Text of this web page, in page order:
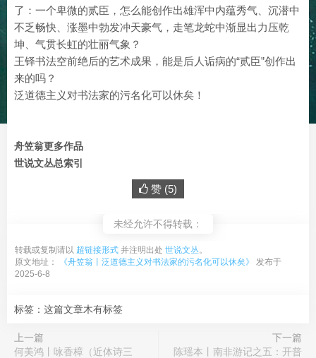
了：一个卑微的贰臣，怎么能创作出雄浑中内蕴秀气、沉潜中
不乏畅快、涨墨中勃发冲天豪气，走笔龙蛇中渐显出力压乾
坤、气贯长虹的壮丽气象？
王铎书法空前绝后的艺术成果，能是后人诟病的“贰臣”创作出
来的吗？
泛道德主义对书法家的污名化可以休矣！
舟笠翁更多作品
世说文丛总索引
赞 (5)
未经允许不得转载：
转载或复制请以 超链接形式 并注明出处 世说文丛。
原文地址：
《舟笠翁丨泛道德主义对书法家的污名化可以休矣》
发布于
2025-6-8
标签：这篇文章木有标签
上一篇
何美鸿丨咏香樟（近体诗三
下一篇
陈瑶本丨南非游记之五：开普